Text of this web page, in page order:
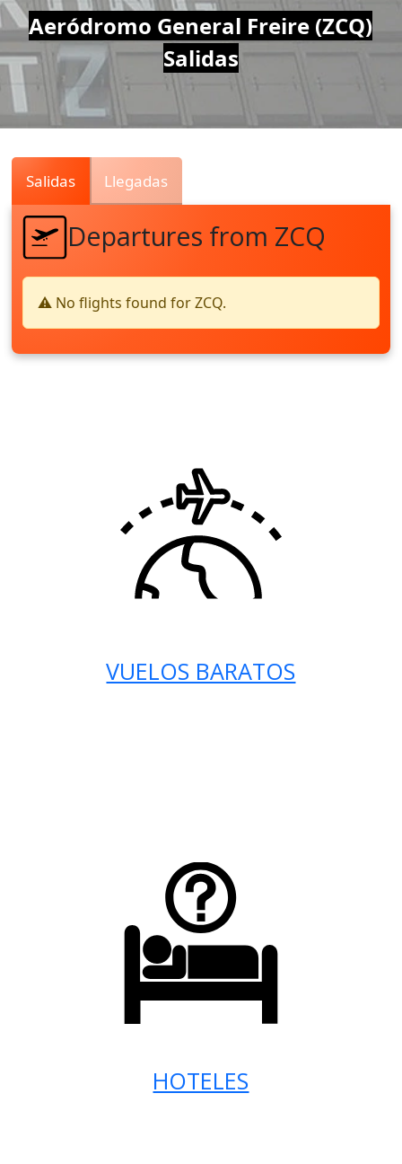
Air
Traffic
Live
Aeródromo General Freire (ZCQ)
Salidas
Salidas Llegadas
Departures from ZCQ
⚠️ No flights found for ZCQ.
VUELOS BARATOS
HOTELES